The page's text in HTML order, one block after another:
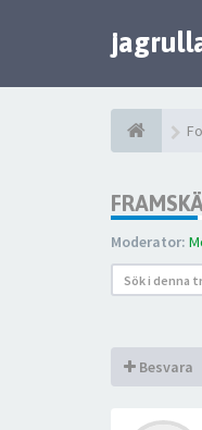
Moderator:
Besvara